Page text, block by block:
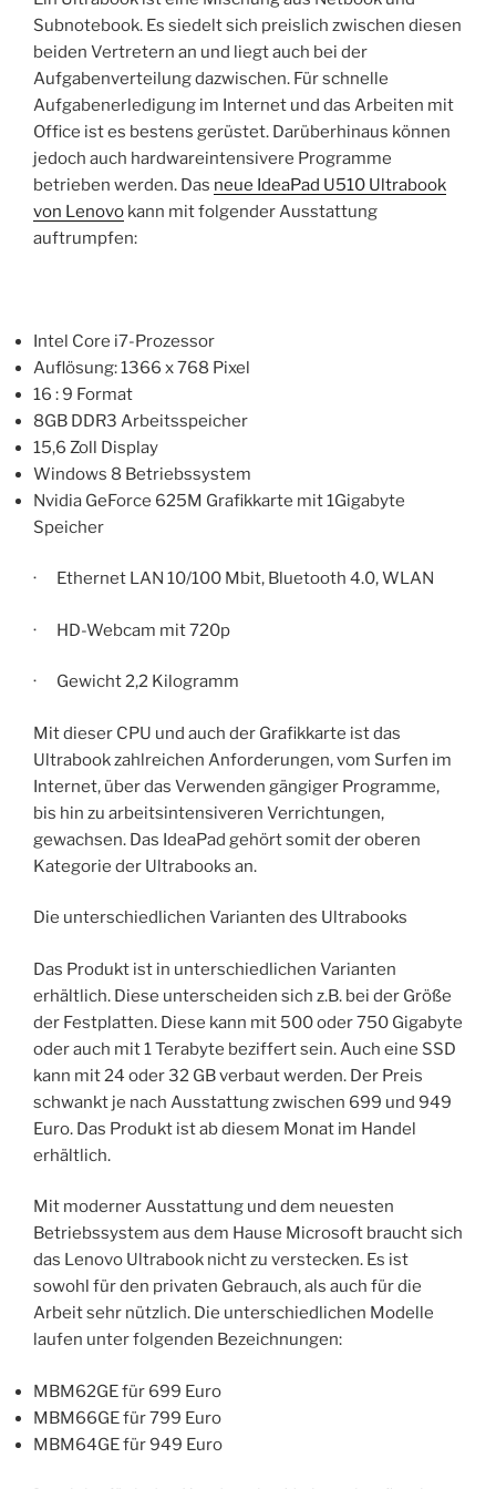
Subnotebook. Es siedelt sich preislich zwischen diesen
beiden Vertretern an und liegt auch bei der
Aufgabenverteilung dazwischen. Für schnelle
Aufgabenerledigung im Internet und das Arbeiten mit
Office ist es bestens gerüstet. Darüberhinaus können
jedoch auch hardwareintensivere Programme
betrieben werden. Das neue IdeaPad U510 Ultrabook
von Lenovo kann mit folgender Ausstattung
auftrumpfen:
Intel Core i7-Prozessor
Auflösung: 1366 x 768 Pixel
16 : 9 Format
8GB DDR3 Arbeitsspeicher
15,6 Zoll Display
Windows 8 Betriebssystem
Nvidia GeForce 625M Grafikkarte mit 1Gigabyte
Speicher
· Ethernet LAN 10/100 Mbit, Bluetooth 4.0, WLAN
· HD-Webcam mit 720p
· Gewicht 2,2 Kilogramm
Mit dieser CPU und auch der Grafikkarte ist das
Ultrabook zahlreichen Anforderungen, vom Surfen im
Internet, über das Verwenden gängiger Programme,
bis hin zu arbeitsintensiveren Verrichtungen,
gewachsen. Das IdeaPad gehört somit der oberen
Kategorie der Ultrabooks an.
Die unterschiedlichen Varianten des Ultrabooks
Das Produkt ist in unterschiedlichen Varianten
erhältlich. Diese unterscheiden sich z.B. bei der Größe
der Festplatten. Diese kann mit 500 oder 750 Gigabyte
oder auch mit 1 Terabyte beziffert sein. Auch eine SSD
kann mit 24 oder 32 GB verbaut werden. Der Preis
schwankt je nach Ausstattung zwischen 699 und 949
Euro. Das Produkt ist ab diesem Monat im Handel
erhältlich.
Mit moderner Ausstattung und dem neuesten
Betriebssystem aus dem Hause Microsoft braucht sich
das Lenovo Ultrabook nicht zu verstecken. Es ist
sowohl für den privaten Gebrauch, als auch für die
Arbeit sehr nützlich. Die unterschiedlichen Modelle
laufen unter folgenden Bezeichnungen:
MBM62GE für 699 Euro
MBM66GE für 799 Euro
MBM64GE für 949 Euro